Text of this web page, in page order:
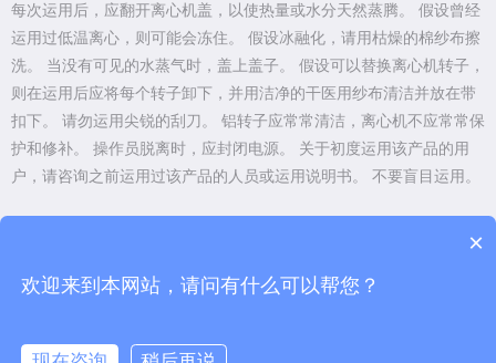
每次运用后，应翻开离心机盖，以使热量或水分天然蒸腾。 假设曾经
运用过低温离心，则可能会冻住。 假设冰融化，请用枯燥的棉纱布擦
洗。 当没有可见的水蒸气时，盖上盖子。 假设可以替换离心机转子，
则在运用后应将每个转子卸下，并用洁净的干医用纱布清洁并放在带
扣下。 请勿运用尖锐的刮刀。 铝转子应常常清洁，离心机不应常常保
护和修补。 操作员脱离时，应封闭电源。 关于初度运用该产品的用
户，请咨询之前运用过该产品的人员或运用说明书。 不要盲目运用。
上一篇： 关于管式离心机用于生物科学的工...
×
欢迎来到本网站，请问有什么可以帮您？